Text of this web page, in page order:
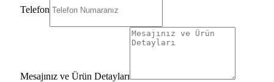
Telefon
Mesajınız ve Ürün Detayları